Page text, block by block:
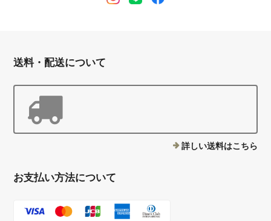
送料・配送について
詳しい送料はこちら
お支払い方法について